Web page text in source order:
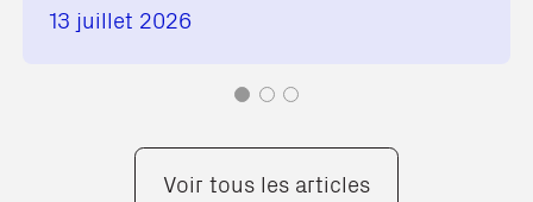
13 juillet 2026
Voir tous les articles